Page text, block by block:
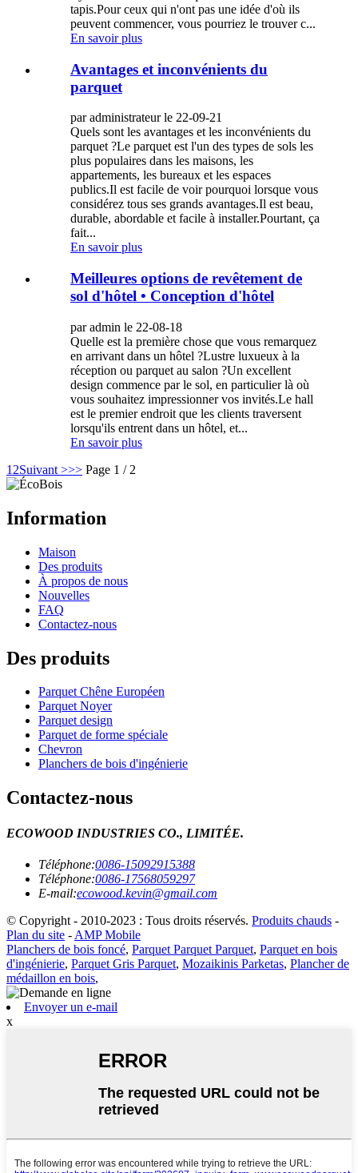
tapis.Pour ceux qui n'ont pas une idée d'où ils
peuvent commencer, vous pourriez le trouver c...
En savoir plus
Avantages et inconvénients du
parquet
par administrateur le 22-09-21
Quels sont les avantages et les inconvénients du
parquet ?Le parquet est l'un des types de sols les
plus populaires dans les maisons, les
appartements, les bureaux et les espaces
publics.Il est facile de voir pourquoi lorsque vous
considérez tous ses grands avantages.Il est beau,
durable, abordable et facile à installer.Pourtant, ça
fait...
En savoir plus
Meilleures options de revêtement de
sol d'hôtel • Conception d'hôtel
par admin le 22-08-18
Quelle est la première chose que vous remarquez
en arrivant dans un hôtel ?Lustre luxueux à la
réception ou parquet au salon ?Un excellent
design commence par le sol, en particulier là où
vous souhaitez impressionner vos invités.Le hall
est le premier endroit que les clients traversent
lorsqu'ils entrent dans un hôtel, et...
En savoir plus
1 2Suivant >>> Page 1 / 2
Information
Maison
Des produits
À propos de nous
Nouvelles
FAQ
Contactez-nous
Des produits
Parquet Chêne Européen
Parquet Noyer
Parquet design
Parquet de forme spéciale
Chevron
Planchers de bois d'ingénierie
Contactez-nous
ECOWOOD INDUSTRIES CO., LIMITÉE.
Téléphone:0086-15092915388
Téléphone:0086-17568059297
E-mail:ecowood.kevin@gmail.com
© Copyright - 2010-2023 : Tous droits réservés. Produits chauds -
Plan du site - AMP Mobile
Planchers de bois foncé, Parquet Parquet Parquet, Parquet en bois
d'ingénierie, Parquet Gris Parquet, Mozaikinis Parketas, Plancher de
médaillon en bois,
Envoyer un e-mail
x